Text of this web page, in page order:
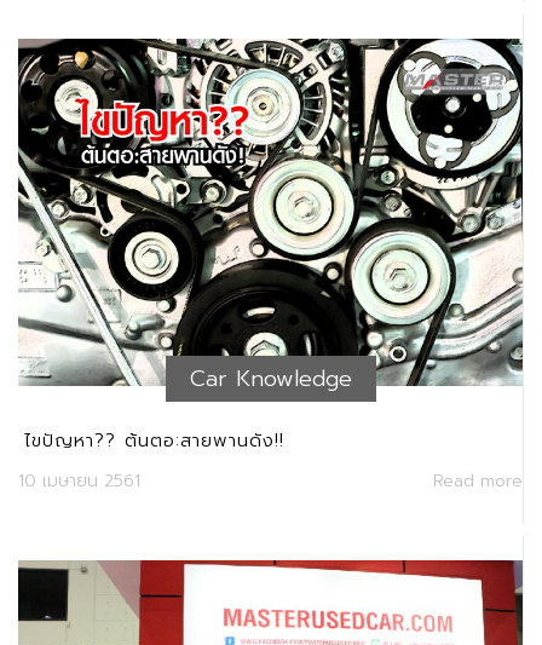
Car Knowledge
ไขปัญหา?? ต้นตอ:สายพานดัง!!
10 เมษายน 2561 Read more